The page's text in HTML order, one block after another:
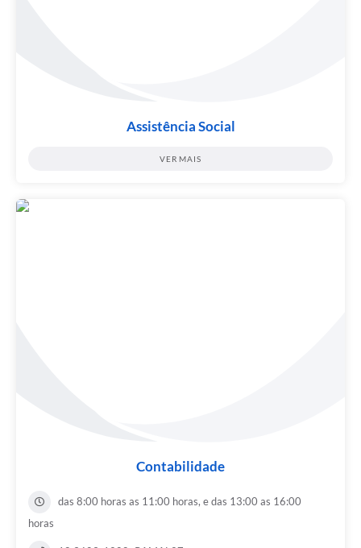
Assistência Social
VER MAIS
Contabilidade
das 8:00 horas as 11:00 horas, e das 13:00 as 16:00
horas